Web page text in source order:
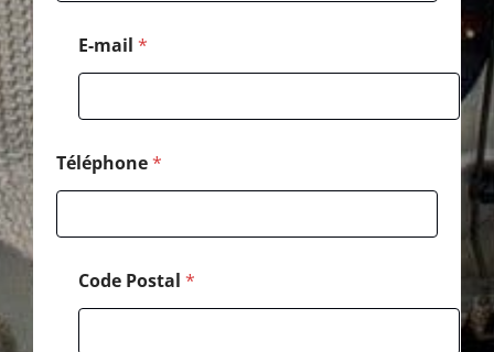
E-mail *
Téléphone*
Code Postal *
l
P
t
*